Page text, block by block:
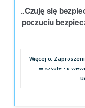
„Czuję się
poczuciu
Więcej o:
w szkole - o